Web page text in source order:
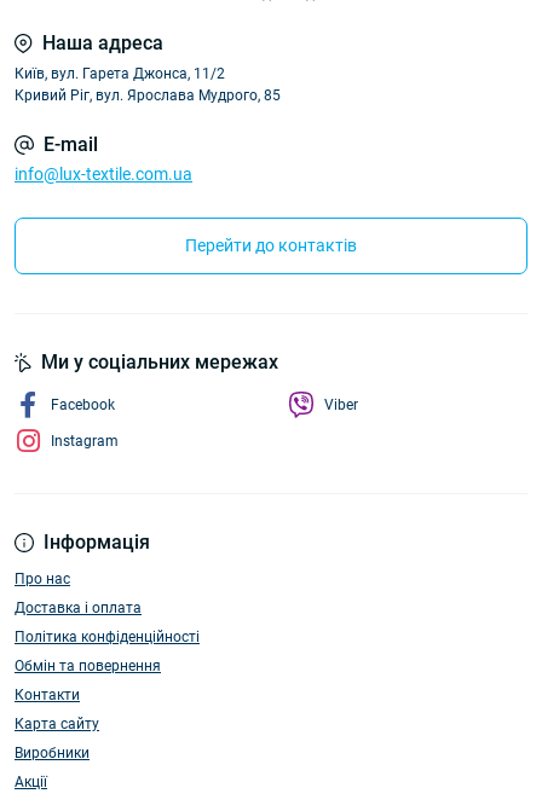
Наша адреса
Київ, вул. Гарета Джонса, 11/2
Кривий Ріг, вул. Ярослава Мудрого, 85
E-mail
info@lux-textile.com.ua
Перейти до контактів
Інформація
Про нас
Доставка і оплата
Політика конфіденційності
Обмін та повернення
Контакти
Карта сайту
Виробники
Акції
Ми у соціальних мережах
Facebook
Instagram
Viber